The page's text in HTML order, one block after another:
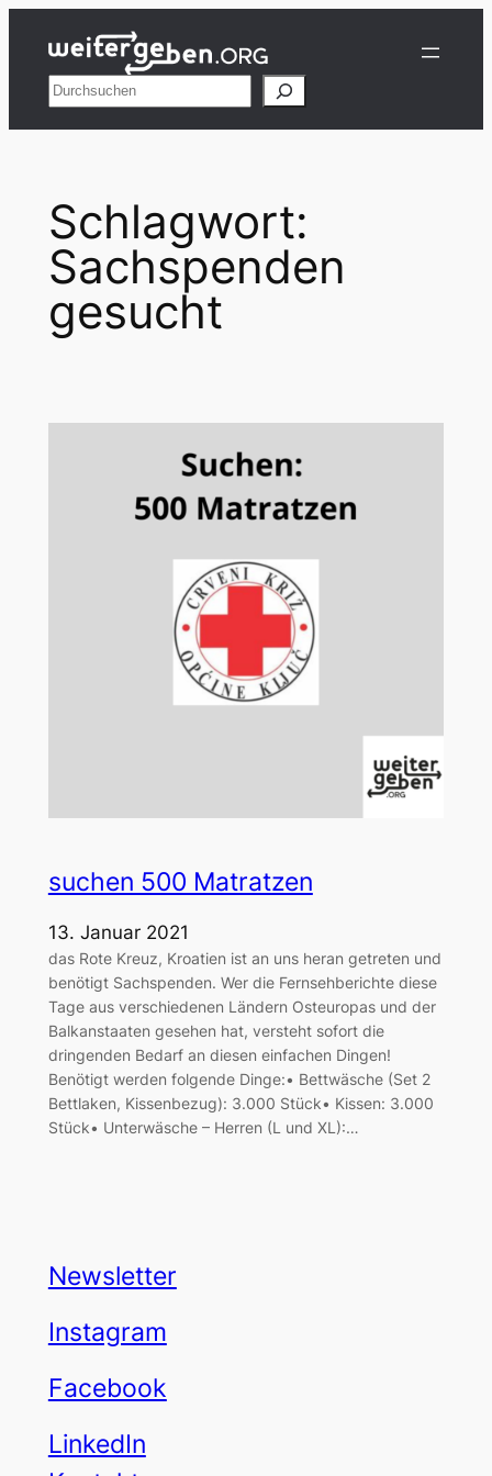
Inhalt
springenSuchen
Schlagwort:
Sachspenden
gesucht
suchen 500 Matratzen
13. Januar 2021
das Rote Kreuz, Kroatien ist an uns heran getreten und
benötigt Sachspenden. Wer die Fernsehberichte diese
Tage aus verschiedenen Ländern Osteuropas und der
Balkanstaaten gesehen hat, versteht sofort die
dringenden Bedarf an diesen einfachen Dingen!
Benötigt werden folgende Dinge:• Bettwäsche (Set 2
Bettlaken, Kissenbezug): 3.000 Stück• Kissen: 3.000
Stück• Unterwäsche – Herren (L und XL):…
Newsletter
Instagram
Facebook
LinkedIn